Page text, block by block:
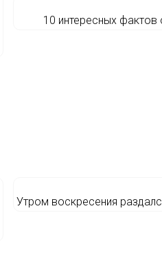
10 интересных фактов
Утром воскресения